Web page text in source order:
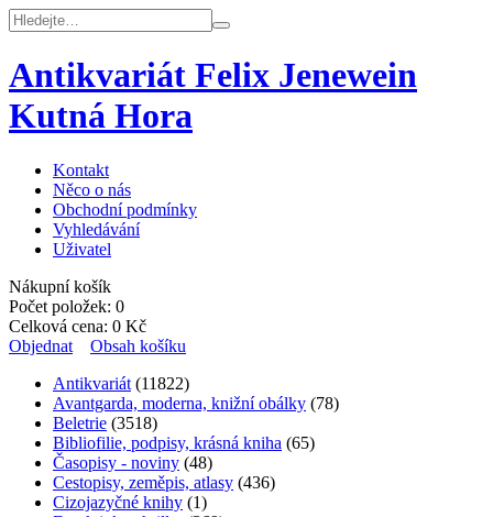
Antikvariát Felix Jenewein
Kutná Hora
Kontakt
Něco o nás
Obchodní podmínky
Vyhledávání
Uživatel
Nákupní košík
Počet položek: 0
Celková cena: 0 Kč
Objednat
Obsah košíku
Antikvariát (11822)
Avantgarda, moderna, knižní obálky (78)
Beletrie (3518)
Bibliofilie, podpisy, krásná kniha (65)
Časopisy - noviny (48)
Cestopisy, zeměpis, atlasy (436)
Cizojazyčné knihy (1)